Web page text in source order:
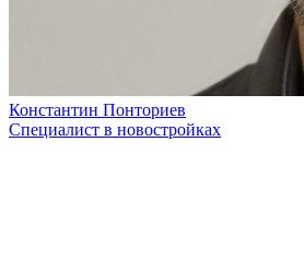
Константин Понториев
Специалист в новостройках